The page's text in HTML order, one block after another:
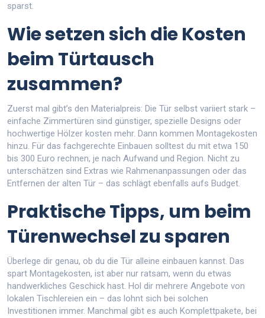
sparst.
Wie setzen sich die Kosten
beim Türtausch
zusammen?
Zuerst mal gibt’s den Materialpreis: Die Tür selbst variiert stark –
einfache Zimmertüren sind günstiger, spezielle Designs oder
hochwertige Hölzer kosten mehr. Dann kommen Montagekosten
hinzu. Für das fachgerechte Einbauen solltest du mit etwa 150
bis 300 Euro rechnen, je nach Aufwand und Region. Nicht zu
unterschätzen sind Extras wie Rahmenanpassungen oder das
Entfernen der alten Tür – das schlägt ebenfalls aufs Budget.
Praktische Tipps, um beim
Türenwechsel zu sparen
Überlege dir genau, ob du die Tür alleine einbauen kannst. Das
spart Montagekosten, ist aber nur ratsam, wenn du etwas
handwerkliches Geschick hast. Hol dir mehrere Angebote von
lokalen Tischlereien ein – das lohnt sich bei solchen
Investitionen immer. Manchmal gibt es auch Komplettpakete, bei